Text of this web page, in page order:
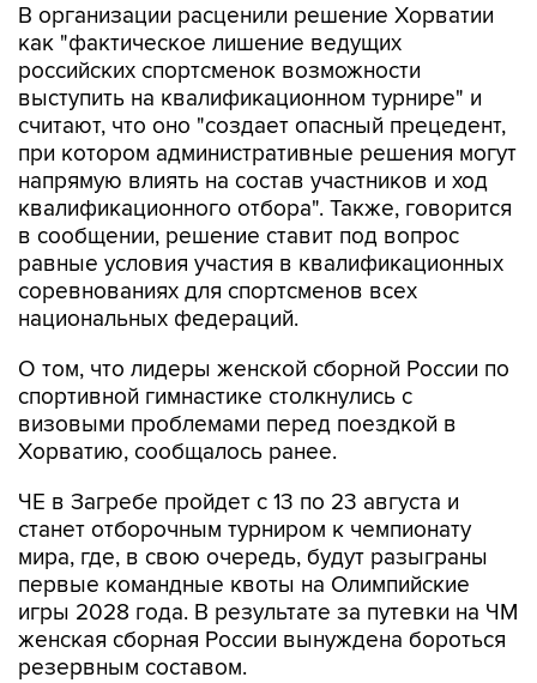
В организации расценили решение Хорватии
как "фактическое лишение ведущих
российских спортсменок возможности
выступить на квалификационном турнире" и
считают, что оно "создает опасный прецедент,
при котором административные решения могут
напрямую влиять на состав участников и ход
квалификационного отбора". Также, говорится
в сообщении, решение ставит под вопрос
равные условия участия в квалификационных
соревнованиях для спортсменов всех
национальных федераций.
О том, что лидеры женской сборной России по
спортивной гимнастике столкнулись с
визовыми проблемами перед поездкой в
Хорватию, сообщалось ранее.
ЧЕ в Загребе пройдет с 13 по 23 августа и
станет отборочным турниром к чемпионату
мира, где, в свою очередь, будут разыграны
первые командные квоты на Олимпийские
игры 2028 года. В результате за путевки на ЧМ
женская сборная России вынуждена бороться
резервным составом.